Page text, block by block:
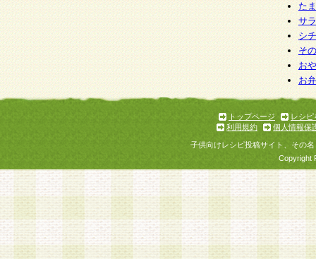
た
サ
シ
そ
お
お
トップページ
レシピ
利用規約
個人情報保
子供向けレシピ投稿サイト、その
Copyright